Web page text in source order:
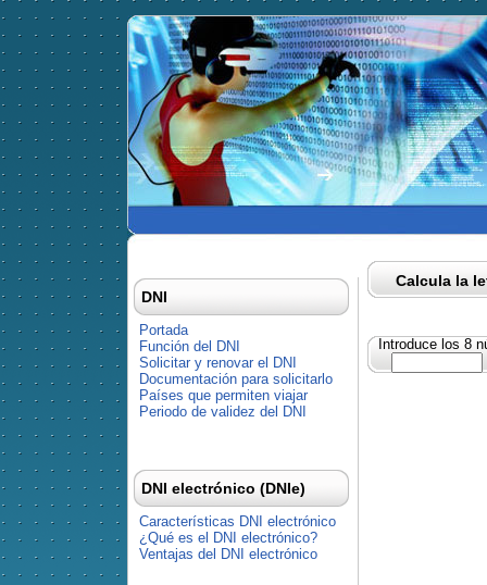
Calcula la
Introduce los 8
DNI
Portada
Función del DNI
Solicitar y renovar el DNI
Documentación para solicitarlo
Países que permiten viajar
Periodo de validez del DNI
DNI electrónico (DNIe)
Características DNI electrónico
¿Qué es el DNI electrónico?
Ventajas del DNI electrónico